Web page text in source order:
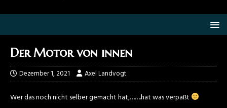
Der Motor von innen
Dezember 1, 2021 Axel Landvogt
Wer das noch nicht selber gemacht hat,…….hat was verpaßt